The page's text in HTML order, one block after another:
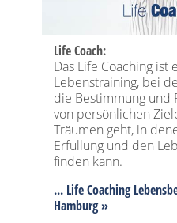
Life Coach:
Das Life Coaching ist
Lebenstraining, bei
die Bestimmung und
von persönlichen
Träumen geht, in
Erfüllung und den
finden kann.
... Life Coaching
Hamburg »